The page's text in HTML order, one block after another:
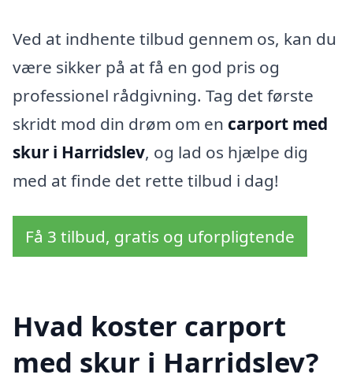
Ved at indhente tilbud gennem os, kan du
være sikker på at få en god pris og
professionel rådgivning. Tag det første
skridt mod din drøm om en carport med
skur i Harridslev, og lad os hjælpe dig
med at finde det rette tilbud i dag!
Få 3 tilbud, gratis og uforpligtende
Hvad koster carport
med skur i Harridslev?